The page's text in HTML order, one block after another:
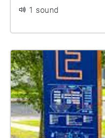
1 sound